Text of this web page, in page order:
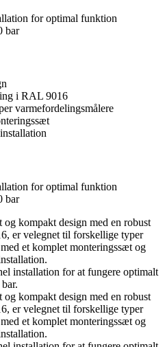
for optimal funktion
bar
i RAL 9016
varmefordelingsmålere
for optimal funktion
bar
kompakt design med en robust
er velegnet til forskellige typer
et komplet monteringssæt og
installation for at fungere optimalt
kompakt design med en robust
er velegnet til forskellige typer
et komplet monteringssæt og